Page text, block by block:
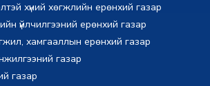
хүний хөгжлийн ерөнхий газар
үйлчилгээний ерөнхий газар
хамгааллын ерөнхий газар
газар
газар